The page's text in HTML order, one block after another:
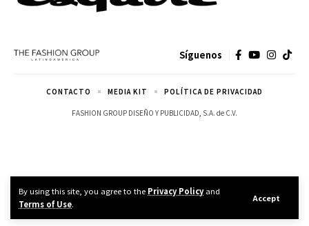
By using this site, you agree to the Privacy Policyand
Terms of Use.
Accept
Síguenos
FASHION GROUP DISEÑO Y PUBLICIDAD, S.A. de C.V.
CONTACTO MEDIA KIT POLÍTICA DE PRIVACIDAD